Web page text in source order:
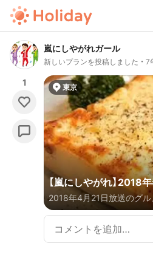
嵐にしやがれガール
新しいプランを投稿しました 7
1 東京
【嵐にしやがれ】2018
登場したお店まとめ
2018年4月21日放送のグル
さんと福士蒼汰さんがゲ
パンデスマッチが大反響
ンデスマッチが開催されました。 「グルメ